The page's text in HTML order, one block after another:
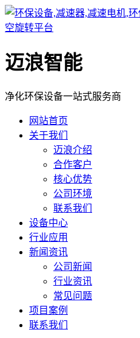
迈浪智能
净化环保设备一站式服务商
网站首页
关于我们
迈浪介绍
合作客户
核心优势
公司环境
联系我们
设备中心
行业应用
新闻资讯
公司新闻
行业资讯
常见问题
项目案例
联系我们